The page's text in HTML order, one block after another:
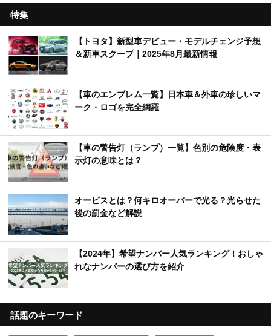
特集
【トヨタ】新型車デビュー・モデルチェンジ予想
＆新車スクープ｜2025年8月最新情報
【車のエンブレム一覧】日本車＆外車の珍しいマ
ーク・ロゴを完全網羅
【車の警告灯（ランプ）一覧】色別の危険度・表
示灯の意味とは？
オービスとは？何キロオーバーで光る？光らせた
後の罰金など解説
【2024年】希望ナンバー人気ランキング！おしゃ
れなナンバーの選び方を紹介
話題のキーワード